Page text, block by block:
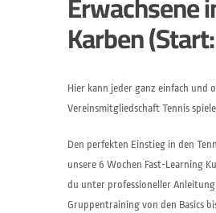
Karben
Hier kann jeder ganz einfach und
Vereinsmitgliedschaft Tennis
Den perfekten Einstieg in den
unsere 6 Wochen Fast-Learning
du unter professioneller
Gruppentraining von den Basics